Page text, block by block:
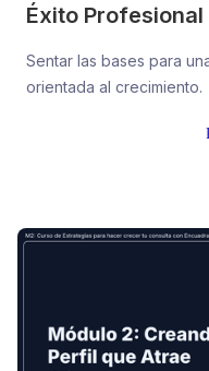
Éxito Profesional
Sentar las bases para
orientada al crecimiento.